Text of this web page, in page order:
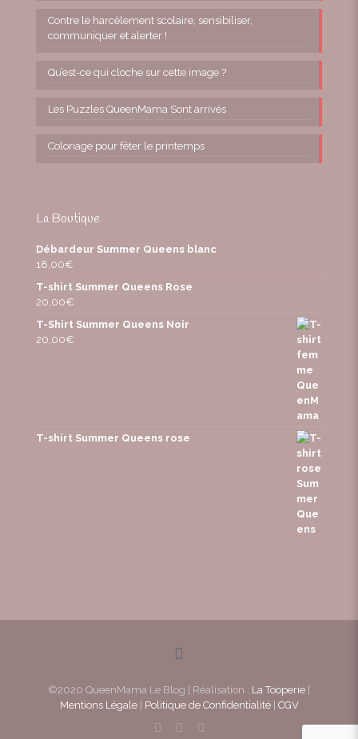
Contre le harcèlement scolaire, sensibiliser,
communiquer et alerter !
Qu’est-ce qui cloche sur cette image ?
Les Puzzles QueenMama Sont arrivés
Coloriage pour fêter le printemps
La Boutique
Débardeur Summer Queens blanc
18,00€
T-shirt Summer Queens Rose
20,00€
T-Shirt Summer Queens Noir
20,00€
T-shirt Summer Queens rose
©2020 QueenMama Le Blog | Réalisation : La Tooperie |
Mentions Légale| Politique de Confidentialité| CGV